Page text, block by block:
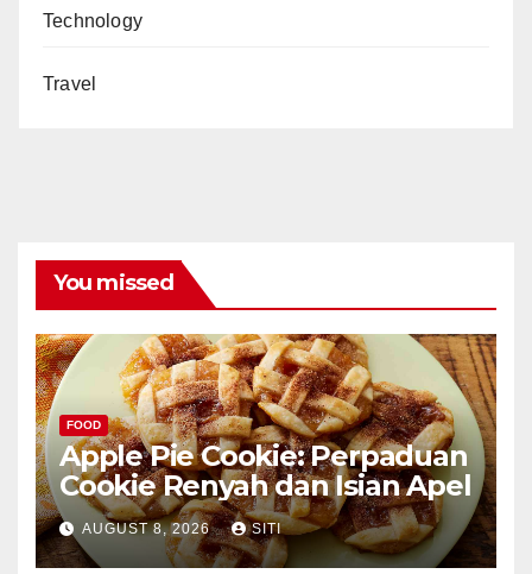
Technology
Travel
You missed
FOOD
Apple Pie Cookie: Perpaduan
Cookie Renyah dan Isian Apel
AUGUST 8, 2026 SITI